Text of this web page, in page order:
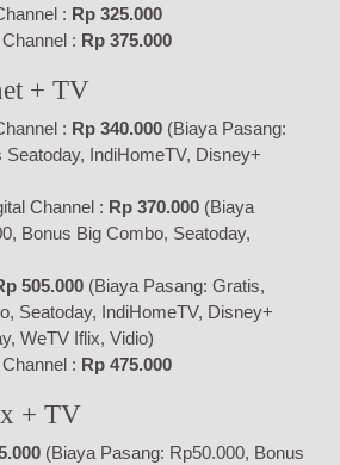
: Rp 325.000
: Rp 375.000
+ TV
: Rp 340.000 (Biaya Pasang:
Seatoday, IndiHomeTV, Disney+
Channel : Rp 370.000 (Biaya
Bonus Big Combo, Seatoday,
505.000 (Biaya Pasang: Gratis,
Seatoday, IndiHomeTV, Disney+
WeTV Iflix, Vidio)
: Rp 475.000
+ TV
(Biaya Pasang: Rp50.000, Bonus